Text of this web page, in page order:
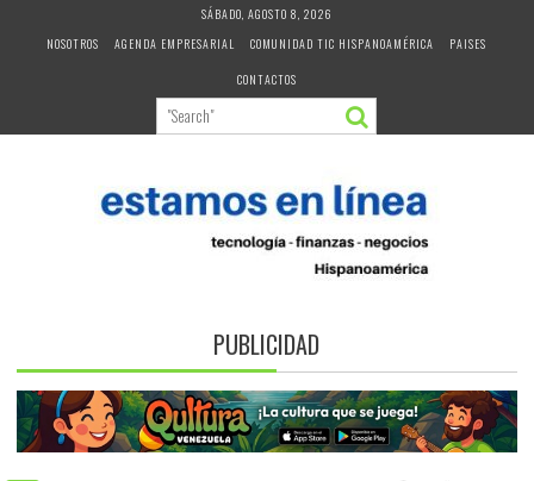
SÁBADO, AGOSTO 8, 2026
NOSOTROS
AGENDA EMPRESARIAL COMUNIDAD TIC HISPANOAMÉRICA
PAISES
CONTACTOS
PUBLICIDAD